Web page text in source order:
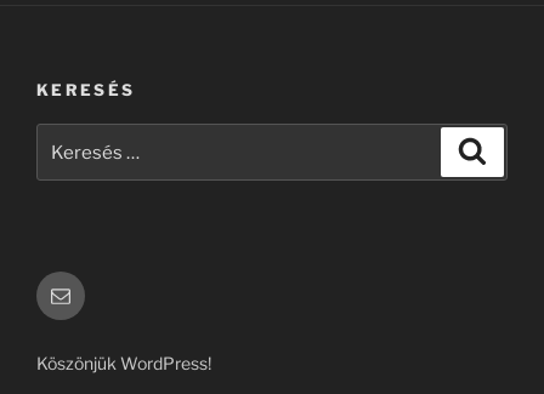
KERESÉS
Email
Köszönjük WordPress!